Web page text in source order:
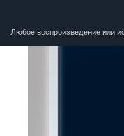
Любое воспроизведение или